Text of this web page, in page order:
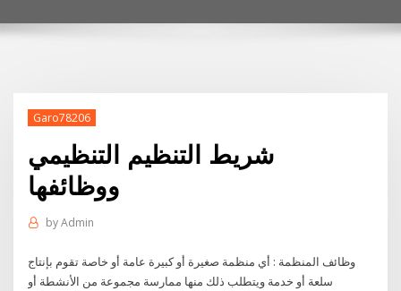
Garo78206
شريط التنظيم التنظيمي
ووظائفها
byAdmin
وظائف المنظمة : أي منظمة صغيرة أو كبيرة عامة أو خاصة تقوم بإنتاج
سلعة أو خدمة ويتطلب ذلك منها ممارسة مجموعة من الأنشطة أو